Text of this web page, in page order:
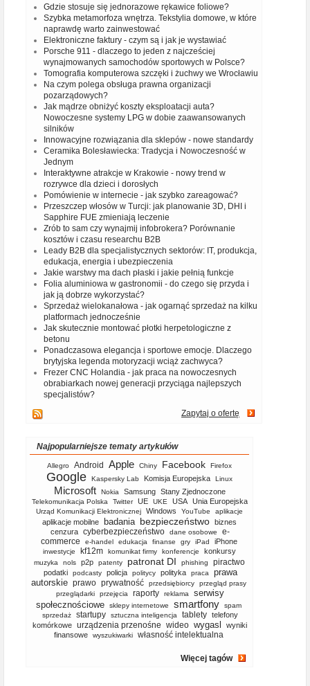
Gdzie stosuje się jednorazowe rękawice foliowe?
Szybka metamorfoza wnętrza. Tekstylia domowe, w które
naprawdę warto zainwestować
Elektroniczne faktury - czym są i jak je wystawiać
Porsche 911 - dlaczego to jeden z najcześciej
wynajmowanych samochodów sportowych w Polsce?
Tomografia komputerowa szczęki i żuchwy we Wrocławiu
Na czym polega obsługa prawna organizacji
pozarządowych?
Jak mądrze obniżyć koszty eksploatacji auta?
Nowoczesne systemy LPG w dobie zaawansowanych
silników
Innowacyjne rozwiązania dla sklepów - nowe standardy
Ceramika Bolesławiecka: Tradycja i Nowoczesność w
Jednym
Interaktywne atrakcje w Krakowie - nowy trend w
rozrywce dla dzieci i dorosłych
Pomówienie w internecie - jak szybko zareagować?
Przeszczep włosów w Turcji: jak planowanie 3D, DHI i
Sapphire FUE zmieniają leczenie
Zrób to sam czy wynajmij infobrokera? Porównanie
kosztów i czasu researchu B2B
Leady B2B dla specjalistycznych sektorów: IT, produkcja,
edukacja, energia i ubezpieczenia
Jakie warstwy ma dach płaski i jakie pełnią funkcje
Folia aluminiowa w gastronomii - do czego się przyda i
jak ją dobrze wykorzystać?
Sprzedaż wielokanałowa - jak ogarnąć sprzedaż na kilku
platformach jednocześnie
Jak skutecznie montować płotki herpetologiczne z
betonu
Ponadczasowa elegancja i sportowe emocje. Dlaczego
brytyjska legenda motoryzacji wciąż zachwyca?
Frezer CNC Holandia - jak praca na nowoczesnych
obrabiarkach nowej generacji przyciąga najlepszych
specjalistów?
Zapytaj o ofertę
Najpopularniejsze tematy artykułów
Allegro Android Apple Chiny Facebook Firefox
Google Kaspersky Lab Komisja Europejska Linux
Microsoft Nokia Samsung Stany Zjednoczone
Telekomunikacja Polska Twitter UE UKE USA Unia Europejska
Urząd Komunikacji Elektronicznej Windows YouTube aplikacje
aplikacje mobilne badania bezpieczeństwo biznes
cenzura cyberbezpieczeństwo dane osobowe
e-
commerce
e-handel edukacja finanse gry iPad iPhone
inwestycje kf12m komunikat firmy konferencje konkursy
muzyka nols p2p patenty patronat DI phishing piractwo
podatki podcasty policja politycy polityka praca
prawa
autorskie prawo prywatność przedsiębiorcy
przegląd prasy
przeglądarki
przejęcia raporty reklama
serwisy
społecznościowe
sklepy internetowe smartfony
spam
sprzedaż
startupy sztuczna inteligencja tablety telefony
komórkowe
urządzenia przenośne wideo wygasl
wyniki
finansowe
wyszukiwarki własność intelektualna
Więcej tagów